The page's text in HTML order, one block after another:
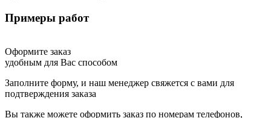
Примеры работ
Оформите заказ
удобным для Вас способом
Заполните форму, и наш менеджер свяжется с вами для
подтверждения заказа
Вы также можете оформить заказ по номерам телефонов,